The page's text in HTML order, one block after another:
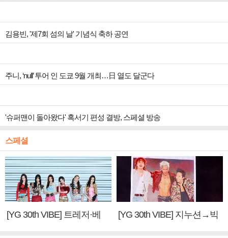
김용빈, '제7회 섬의 날' 기념식 축하 공연
주니, ‘null’ 투어 인 도쿄 9월 개최…日 열도 달군다
'슈퍼맨이 돌아왔다' 혹서기 편성 결방, 스페셜 방송
스페셜
[YG 30th VIBE] 트레저·베
[YG 30th VIBE] 지누션→빅